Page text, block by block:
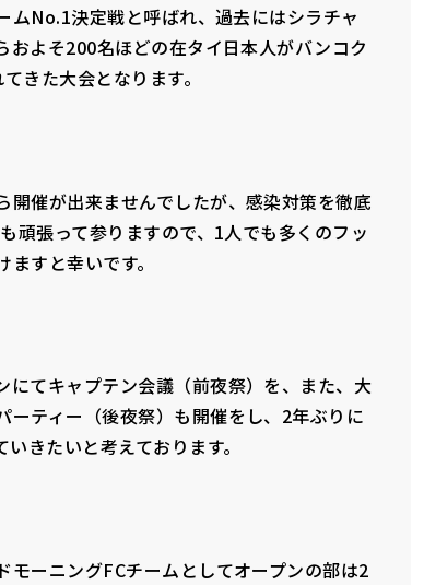
ムNo.1決定戦と呼ばれ、過去にはシラチャ
よそ200名ほどの在タイ日本人がバンコク
きた大会となります。
催が出来ませんでしたが、感染対策を徹底
頑張って参りますので、1人でも多くのフッ
すと幸いです。
てキャプテン会議（前夜祭）を、また、大
ティー（後夜祭）も開催をし、2年ぶりに
きたいと考えております。
ーニングFCチームとしてオープンの部は2